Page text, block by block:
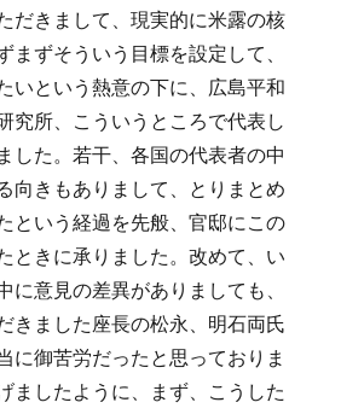
だきまして、現実的に米露の核
まずそういう目標を設定して、
いという熱意の下に、広島平和
究所、こういうところで代表し
した。若干、各国の代表者の中
向きもありまして、とりまとめ
という経過を先般、官邸にこの
ときに承りました。改めて、い
に意見の差異がありましても、
きました座長の松永、明石両氏
に御苦労だったと思っておりま
ましたように、まず、こうした